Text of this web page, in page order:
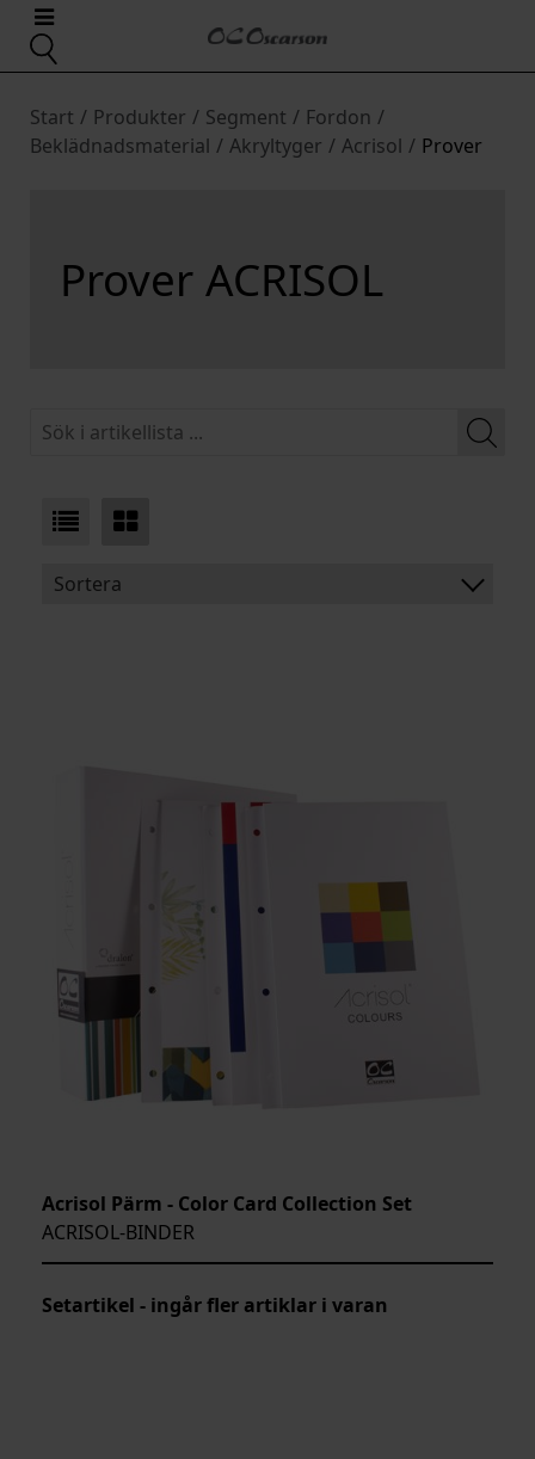
Start / Produkter / Segment / Fordon /
Beklädnadsmaterial / Akryltyger / Acrisol / Prover
Prover ACRISOL
Sortera
Acrisol Pärm - Color Card Collection Set
ACRISOL-BINDER
Setartikel - ingår fler artiklar i varan